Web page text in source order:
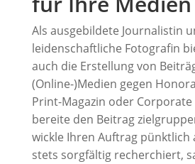
Als ausgebildete Journalistin
leidenschaftliche Fotografin
auch die Erstellung von
(Online-)Medien gegen
Print-Magazin oder Corporate
bereite den Beitrag
wickle Ihren Auftrag pünktlich
stets sorgfältig recherchiert,